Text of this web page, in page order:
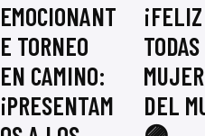
EMOCIONANT
E TORNEO
EN CAMINO:
¡PRESENTAM
DEL